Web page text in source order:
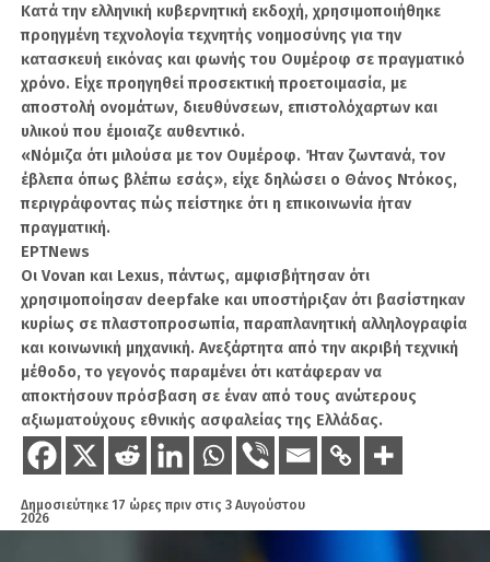
«Το τίμημα της προμήθειας των S-400, η οποία
παρουσιάστηκε ως μια μεγάλη ιστορία
επιτυχίας, μεταδόθηκε ζωντανά από τις
τηλεοράσεις κατά την άφιξή τους στην Τουρκία
και όπου όσοι διαφωνούσαν για βάσιμους
λόγους κηρύσσονταν σχεδόν προδότες της
πατρίδας, ήταν βαρύ. Μεταξύ των
αποτελεσμάτων αυτού του τιμήματος
περιλαμβάνονται σημαντικοί περιορισμοί που
αντιμετωπίστηκαν στον τομέα της αμυντικής
βιομηχανίας και της ασφάλειας, πρωτίστως τα
προβλήματα που προέκυψαν στην προμήθεια
των κινητήρων F110 για το KAAN. Σήμερα,
μπορεί να υπάρχουν ακόμα ψηφιακοί
λογαριασμοί προπαγάνδας που προσπαθούν
να εφευρίσκουν νέες δικαιολογίες καθημερινά
για την απόφαση των S-400. Ωστόσο, η ευθύνη
αυτής της πολιτικής απόφασης ανήκει σε
αυτούς που την έλαβαν και αυτή η ευθύνη
πρέπει να αναληφθεί ενώπιον του τουρκικού
Κατά την ελληνική κυβερνητική εκδοχή, χρησιμοποιήθηκε
προηγμένη τεχνολογία τεχνητής νοημοσύνης για την
κατασκευή εικόνας και φωνής του Ουμέροφ σε πραγματικό
χρόνο. Είχε προηγηθεί προσεκτική προετοιμασία, με
αποστολή ονομάτων, διευθύνσεων, επιστολόχαρτων και
υλικού που έμοιαζε αυθεντικό.
«Νόμιζα ότι μιλούσα με τον Ουμέροφ. Ήταν ζωντανά, τον
έβλεπα όπως βλέπω εσάς», είχε δηλώσει ο Θάνος Ντόκος,
περιγράφοντας πώς πείστηκε ότι η επικοινωνία ήταν
πραγματική.
ΕΡΤNews
Οι Vovan και Lexus, πάντως, αμφισβήτησαν ότι
χρησιμοποίησαν deepfake και υποστήριξαν ότι βασίστηκαν
κυρίως σε πλαστοπροσωπία, παραπλανητική αλληλογραφία
και κοινωνική μηχανική. Ανεξάρτητα από την ακριβή τεχνική
μέθοδο, το γεγονός παραμένει ότι κατάφεραν να
αποκτήσουν πρόσβαση σε έναν από τους ανώτερους
αξιωματούχους εθνικής ασφαλείας της Ελλάδας.
Δημοσιεύτηκε 17 ώρες πριν στις 3 Αυγούστου
2026